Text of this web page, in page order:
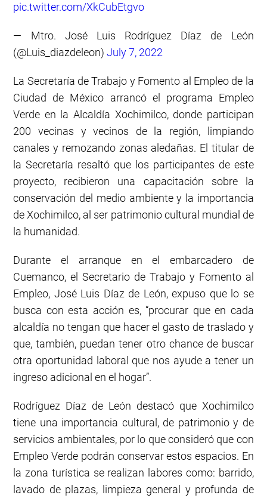
pic.twitter.com/XkCubEtgvo
— Mtro. José Luis Rodríguez Díaz de León
(@Luis_diazdeleon)July 7, 2022
La Secretaría de Trabajo y Fomento al Empleo de la
Ciudad de México arrancó el programa Empleo
Verde en la Alcaldía Xochimilco, donde participan
200 vecinas y vecinos de la región, limpiando
canales y remozando zonas aledañas. El titular de
la Secretaría resaltó que los participantes de este
proyecto, recibieron una capacitación sobre la
conservación del medio ambiente y la importancia
de Xochimilco, al ser patrimonio cultural mundial de
la humanidad.
Durante el arranque en el embarcadero de
Cuemanco, el Secretario de Trabajo y Fomento al
Empleo, José Luis Díaz de León, expuso que lo se
busca con esta acción es, “procurar que en cada
alcaldía no tengan que hacer el gasto de traslado y
que, también, puedan tener otro chance de buscar
otra oportunidad laboral que nos ayude a tener un
ingreso adicional en el hogar”.
Rodríguez Díaz de León destacó que Xochimilco
tiene una importancia cultural, de patrimonio y de
servicios ambientales, por lo que consideró que con
Empleo Verde podrán conservar estos espacios. En
la zona turística se realizan labores como: barrido,
lavado de plazas, limpieza general y profunda de